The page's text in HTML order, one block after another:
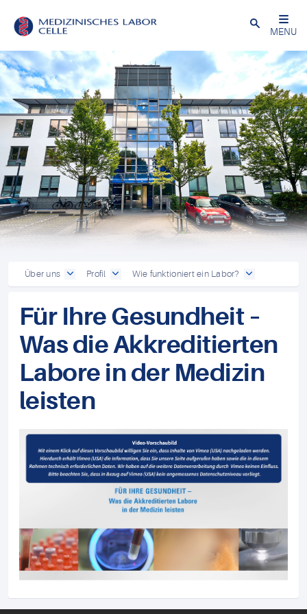
Close
MENU
Über uns Profil Wie funktioniert ein Labor?
Für Ihre Gesundheit –
Was die Akkreditierten
Labore in der Medizin
leisten